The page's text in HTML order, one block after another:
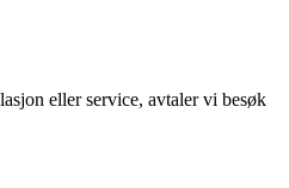
eller service, avtaler vi besøk